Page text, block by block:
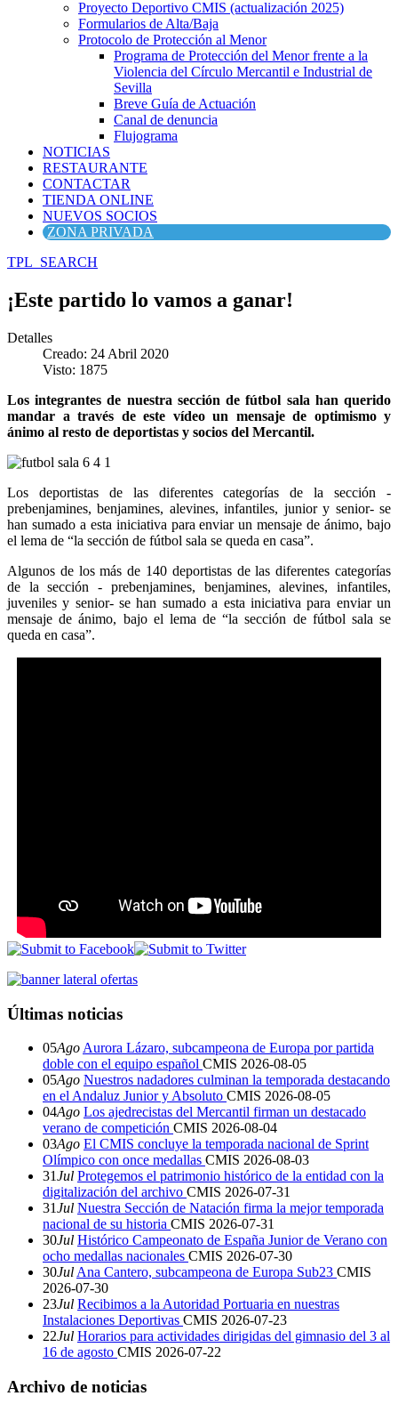
Proyecto Deportivo CMIS (actualización 2025)
Formularios de Alta/Baja
Protocolo de Protección al Menor
Programa de Protección del Menor frente a la
Violencia del Círculo Mercantil e Industrial de
Sevilla
Breve Guía de Actuación
Canal de denuncia
Flujograma
NOTICIAS
RESTAURANTE
CONTACTAR
TIENDA ONLINE
NUEVOS SOCIOS
ZONA PRIVADA
TPL_SEARCH
¡Este partido lo vamos a ganar!
Detalles
Creado: 24 Abril 2020
Visto: 1875
Los integrantes de nuestra sección de fútbol sala han querido
mandar a través de este vídeo un mensaje de optimismo y
ánimo al resto de deportistas y socios del Mercantil.
Los deportistas de las diferentes categorías de la sección -
prebenjamines, benjamines, alevines, infantiles, junior y senior- se
han sumado a esta iniciativa para enviar un mensaje de ánimo, bajo
el lema de “la sección de fútbol sala se queda en casa”.
Algunos de los más de 140 deportistas de las diferentes categorías
de la sección - prebenjamines, benjamines, alevines, infantiles,
juveniles y senior- se han sumado a esta iniciativa para enviar un
mensaje de ánimo, bajo el lema de “la sección de fútbol sala se
queda en casa”.
Últimas noticias
05Ago Aurora Lázaro, subcampeona de Europa por partida
doble con el equipo español CMIS 2026-08-05
05Ago Nuestros nadadores culminan la temporada destacando
en el Andaluz Junior y Absoluto CMIS 2026-08-05
04Ago Los ajedrecistas del Mercantil firman un destacado
verano de competición CMIS 2026-08-04
03Ago El CMIS concluye la temporada nacional de Sprint
Olímpico con once medallas CMIS 2026-08-03
31Jul Protegemos el patrimonio histórico de la entidad con la
digitalización del archivo CMIS 2026-07-31
31Jul Nuestra Sección de Natación firma la mejor temporada
nacional de su historia CMIS 2026-07-31
30Jul Histórico Campeonato de España Junior de Verano con
ocho medallas nacionales CMIS 2026-07-30
30Jul Ana Cantero, subcampeona de Europa Sub23 CMIS
2026-07-30
23Jul Recibimos a la Autoridad Portuaria en nuestras
Instalaciones Deportivas CMIS 2026-07-23
22Jul Horarios para actividades dirigidas del gimnasio del 3 al
16 de agosto CMIS 2026-07-22
Archivo de noticias